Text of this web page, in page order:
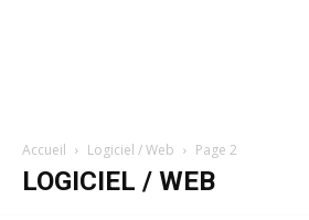
Accueil Logiciel / Web Page 2
LOGICIEL / WEB